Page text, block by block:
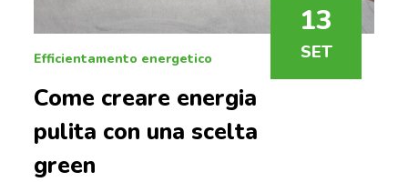
13
SET
Efficientamento energetico
Come creare energia
pulita con una scelta
green